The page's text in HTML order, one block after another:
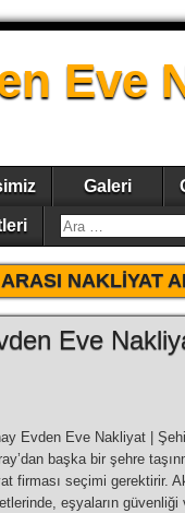
Eve
Galeri
NAKLIYAT
Eve
Evden Eve Nakliyat |
başka bir şehre
firması seçimi gerektirir.
eşyaların güvenliği